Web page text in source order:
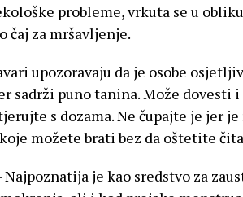
probleme, vrkuta se u
čaj za mršavljenje.
upozoravaju da je osobe
sadrži puno tanina. Može dovesti
s dozama. Ne čupajte je jer
možete brati bez da oštetite
Najpoznatija je kao sredstvo za